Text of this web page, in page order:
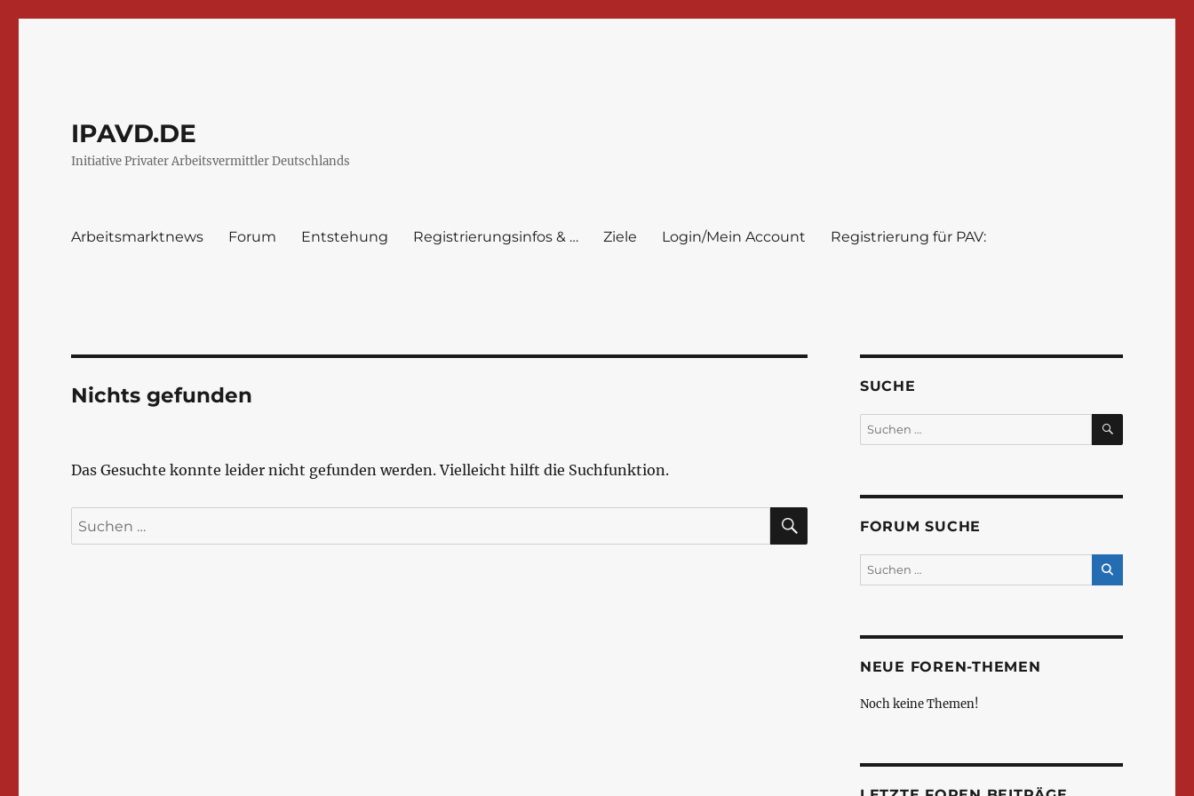
IPAVD.DE
Initiative Privater Arbeitsvermittler Deutschlands
Arbeitsmarktnews Forum Entstehung Registrierungsinfos & … Ziele Login/Mein Account Registrierung für PAV:
Nichts gefunden
Das Gesuchte konnte leider nicht gefunden werden. Vielleicht hilft die Suchfunktion.
Suchen
nach:
SUCHEN
SUCHE
Suchen
nach:
SUCHEN
FORUM SUCHE
NEUE FOREN-THEMEN
Noch keine Themen!